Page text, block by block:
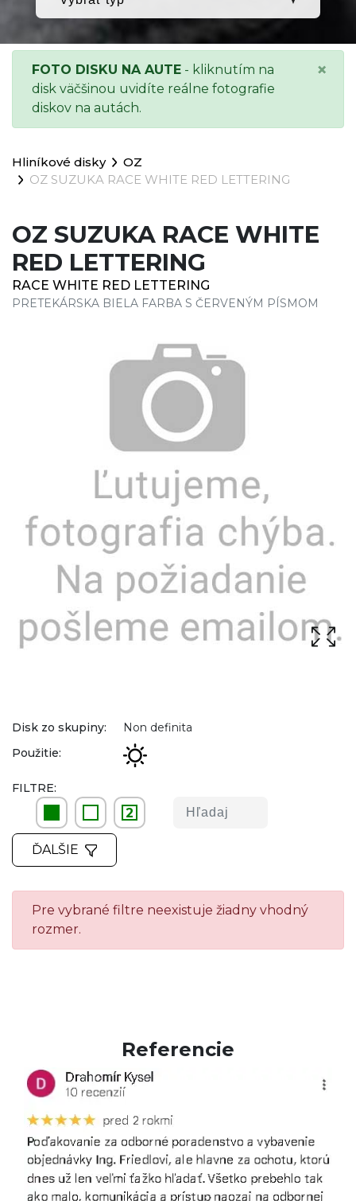
FOTO DISKU NA AUTE - kliknutím na
disk väčšinou uvidíte reálne fotografie
diskov na autách.
×
Hliníkové disky
OZ
OZ SUZUKA RACE WHITE RED LETTERING
OZ SUZUKA RACE WHITE
RED LETTERING
RACE WHITE RED LETTERING
PRETEKÁRSKA BIELA FARBA S ČERVENÝM PÍSMOM
Disk zo skupiny:
Non definita
Použitie:
FILTRE:
2
ĎALŠIE
Pre vybrané filtre neexistuje žiadny vhodný
rozmer.
Referencie